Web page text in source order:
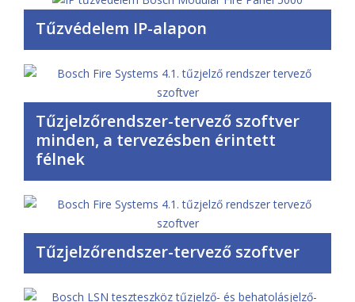
Tűzvédelem IP-alapon
Tűzjelzőrendszer-tervező szoftver
minden, a tervezésben érintett
félnek
Tűzjelzőrendszer-tervező szoftver